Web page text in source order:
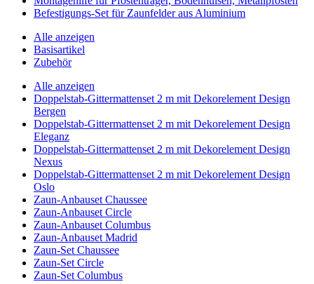
Befestigungs-Set für Zaunfelder aus Aluminium
Alle anzeigen
Basisartikel
Zubehör
Alle anzeigen
Doppelstab-Gittermattenset 2 m mit Dekorelement Design
Bergen
Doppelstab-Gittermattenset 2 m mit Dekorelement Design
Eleganz
Doppelstab-Gittermattenset 2 m mit Dekorelement Design
Nexus
Doppelstab-Gittermattenset 2 m mit Dekorelement Design
Oslo
Zaun-Anbauset Chaussee
Zaun-Anbauset Circle
Zaun-Anbauset Columbus
Zaun-Anbauset Madrid
Zaun-Set Chaussee
Zaun-Set Circle
Zaun-Set Columbus